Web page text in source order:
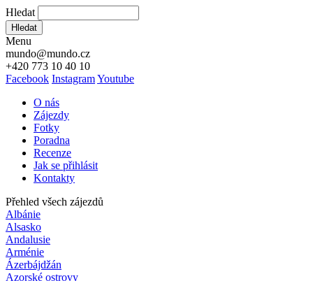
Hledat
Hledat
Menu
mundo@mundo.cz
+420 773 10 40 10
Facebook InstagramYoutube
O nás
Zájezdy
Fotky
Poradna
Recenze
Jak se přihlásit
Kontakty
Přehled všech zájezdů
Albánie
Alsasko
Andalusie
Arménie
Ázerbájdžán
Azorské ostrovy